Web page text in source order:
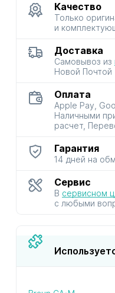
Качество
Только
и
Доставка
Самовывоз из
Новой Почтой
Оплата
Apple Pay,
Наличными
расчет,
Гарантия
14 дней на
Сервис
В сервисном
с любыми